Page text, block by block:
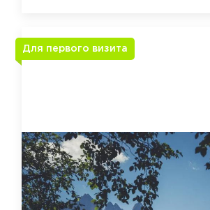
Для первого визита